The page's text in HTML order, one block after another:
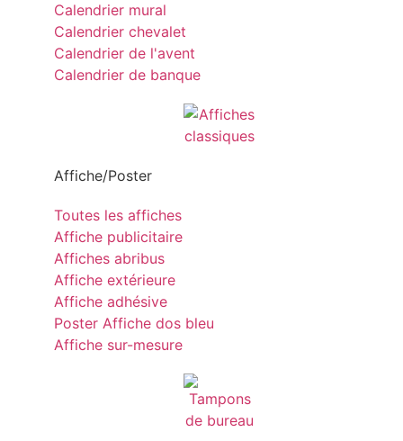
Calendrier mural
Calendrier chevalet
Calendrier de l'avent
Calendrier de banque
Affiche/Poster
Toutes les affiches
Affiche publicitaire
Affiches abribus
Affiche extérieure
Affiche adhésive
Poster Affiche dos bleu
Affiche sur-mesure